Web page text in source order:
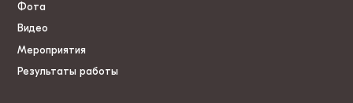
Фота
Видео
Мероприятия
Результаты работы